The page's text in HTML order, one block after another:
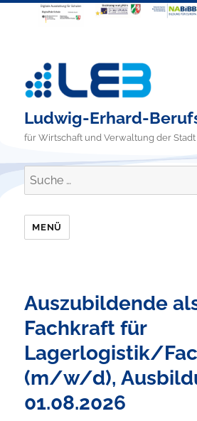
Ludwig-Erhard-
für Wirtschaft und Verwaltung der
Suche
nach:
MENÜ
Auszubildende
Fachkraft für
Lagerlogistik/
(m/w/d),
01.08.2026